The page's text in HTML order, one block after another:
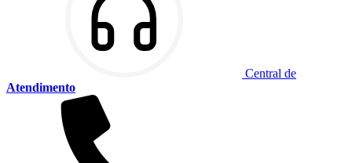
Central de
Atendimento